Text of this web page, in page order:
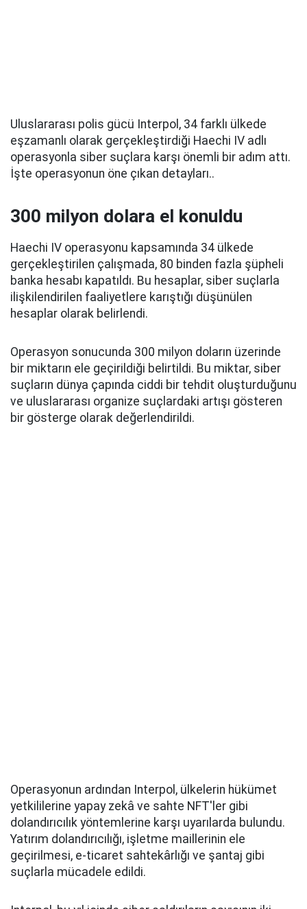
Uluslararası polis gücü Interpol, 34 farklı ülkede
eşzamanlı olarak gerçekleştirdiği Haechi IV adlı
operasyonla siber suçlara karşı önemli bir adım attı.
İşte operasyonun öne çıkan detayları..
300 milyon dolara el konuldu
Haechi IV operasyonu kapsamında 34 ülkede
gerçekleştirilen çalışmada, 80 binden fazla şüpheli
banka hesabı kapatıldı. Bu hesaplar, siber suçlarla
ilişkilendirilen faaliyetlere karıştığı düşünülen
hesaplar olarak belirlendi.
Operasyon sonucunda 300 milyon doların üzerinde
bir miktarın ele geçirildiği belirtildi. Bu miktar, siber
suçların dünya çapında ciddi bir tehdit oluşturduğunu
ve uluslararası organize suçlardaki artışı gösteren
bir gösterge olarak değerlendirildi.
Operasyonun ardından Interpol, ülkelerin hükümet
yetkililerine yapay zekâ ve sahte NFT'ler gibi
dolandırıcılık yöntemlerine karşı uyarılarda bulundu.
Yatırım dolandırıcılığı, işletme maillerinin ele
geçirilmesi, e-ticaret sahtekârlığı ve şantaj gibi
suçlarla mücadele edildi.